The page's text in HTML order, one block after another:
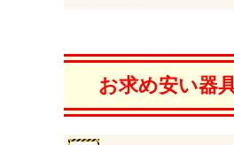
お求め安い器